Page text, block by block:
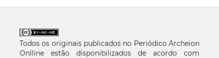
Todos os originais publicados no Periódico Archeion
Onlline estão disponibilizados de acordo com